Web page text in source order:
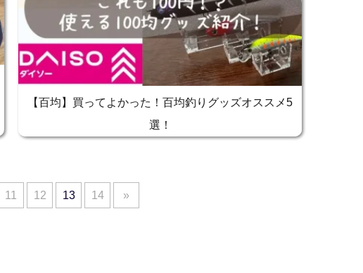
【百均】買ってよかった！百均釣りグッズオススメ5
選！
11 12 13 14 »